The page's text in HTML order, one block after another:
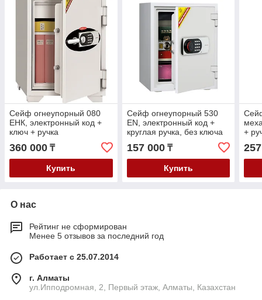
Сейф огнеупорный 080
ЕНК, электронный код +
ключ + ручка
360 000 ₸
Купить
Сейф огнеупорный 530
ЕN, электронный код +
круглая ручка, без ключа
157 000₸
Купить
+
О нас
Рейтинг не сформирован
Менее 5 отзывов за последний год
Работает с 25.07.2014
г. Алматы
ул.Ипподромная, 2, Первый этаж, Алматы, Казахстан